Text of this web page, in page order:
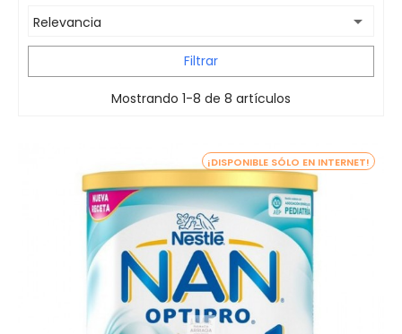
Relevancia 
Filtrar
Mostrando 1-8 de 8 artículos
¡DISPONIBLE SÓLO EN INTERNET!